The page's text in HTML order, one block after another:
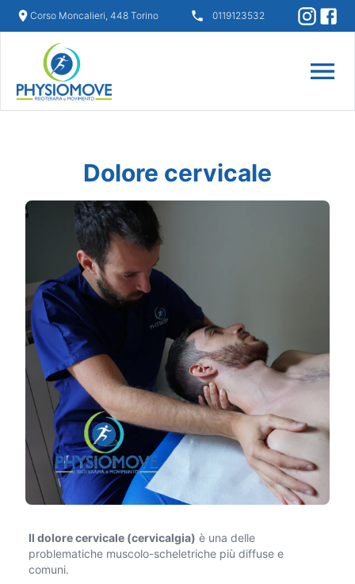
Corso Moncalieri, 448 Torino 0119123532
Dolore cervicale
Il dolore cervicale (cervicalgia) è una delle
problematiche muscolo-scheletriche più diffuse e
comuni.